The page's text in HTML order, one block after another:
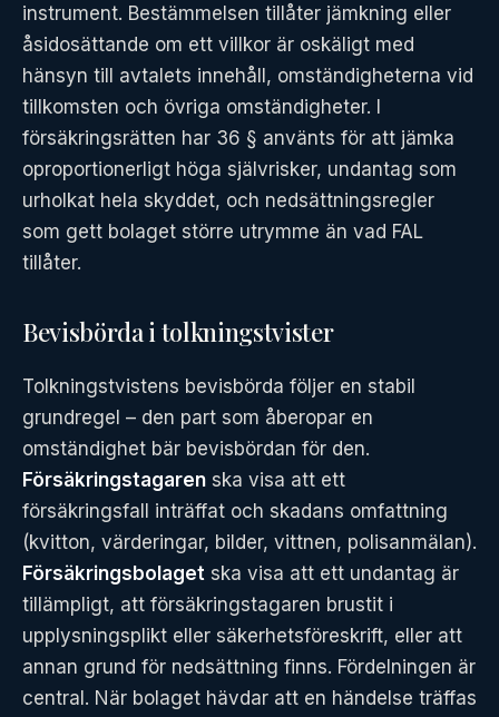
instrument. Bestämmelsen tillåter jämkning eller
åsidosättande om ett villkor är oskäligt med
hänsyn till avtalets innehåll, omständigheterna vid
tillkomsten och övriga omständigheter. I
försäkringsrätten har 36 § använts för att jämka
oproportionerligt höga självrisker, undantag som
urholkat hela skyddet, och nedsättningsregler
som gett bolaget större utrymme än vad FAL
tillåter.
Bevisbörda i tolkningstvister
Tolkningstvistens bevisbörda följer en stabil
grundregel – den part som åberopar en
omständighet bär bevisbördan för den.
Försäkringstagaren ska visa att ett
försäkringsfall inträffat och skadans omfattning
(kvitton, värderingar, bilder, vittnen, polisanmälan).
Försäkringsbolaget ska visa att ett undantag är
tillämpligt, att försäkringstagaren brustit i
upplysningsplikt eller säkerhetsföreskrift, eller att
annan grund för nedsättning finns. Fördelningen är
central. När bolaget hävdar att en händelse träffas